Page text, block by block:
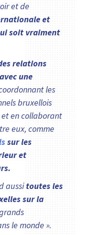
et de
et
soit vraiment
relations
une
les
bruxellois
en collaborant
eux, comme
sur les
et
aussitoutes les
sur la
le monde ».